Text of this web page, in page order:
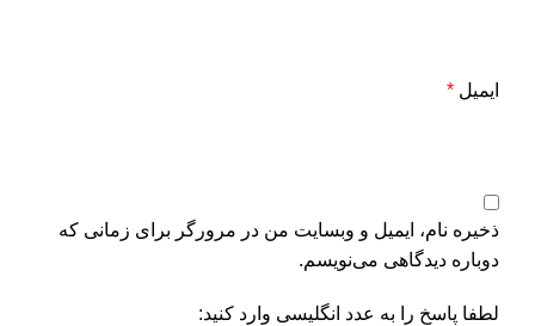
ایمیل *
ذخیره نام، ایمیل و وبسایت من در مرورگر برای زمانی که
دوباره دیدگاهی می‌نویسم.
لطفا پاسخ را به عدد انگلیسی وارد کنید: